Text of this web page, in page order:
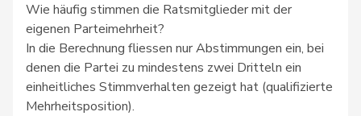
Wie häufig stimmen die Ratsmitglieder mit der
eigenen Parteimehrheit?
In die Berechnung fliessen nur Abstimmungen ein, bei
denen die Partei zu mindestens zwei Dritteln ein
einheitliches Stimmverhalten gezeigt hat (qualifizierte
Mehrheitsposition).